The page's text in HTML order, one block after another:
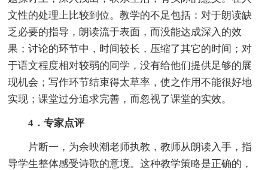
文性的处理上比较到位。教学的不足包括：对于朗读缺
乏必要的指导，朗读流于表面，而没能达成深入的效
果；讨论的环节中，时间较长，压缩了其它的时间；对
于语文程度相对较弱的同学，没有给他们提供足够的展
现机会；写作环节结束得太草率，使之作用不能很好地
实现；课堂过分追求完善，而忽视了课堂的实效。
4．专家点评
片断一，为余映潮老师执教，教师从朗读入手，指
导学生整体感受诗歌的意境。这种教学策略是正确的，